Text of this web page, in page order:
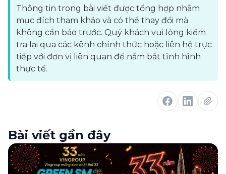
Thông tin trong bài viết được tổng hợp nhằm
mục đích tham khảo và có thể thay đổi mà
không cần báo trước. Quý khách vui lòng kiểm
tra lại qua các kênh chính thức hoặc liên hệ trực
tiếp với đơn vị liên quan để nắm bắt tình hình
thực tế.
Bài viết gần đây